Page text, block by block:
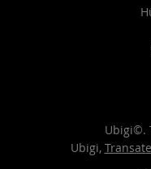
Ubigi©.
Ubigi,